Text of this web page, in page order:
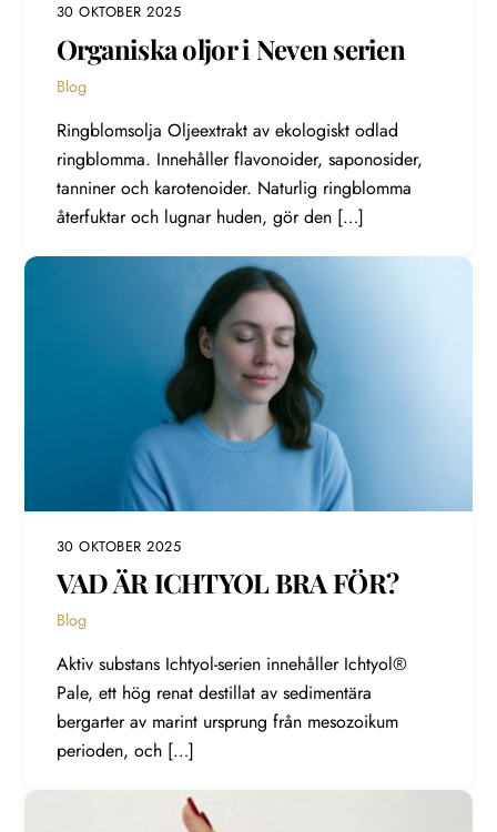
30 OKTOBER 2025
Organiska oljor i Neven serien
Blog
Ringblomsolja Oljeextrakt av ekologiskt odlad
ringblomma. Innehåller flavonoider, saponosider,
tanniner och karotenoider. Naturlig ringblomma
återfuktar och lugnar huden, gör den […]
30 OKTOBER 2025
VAD ÄR ICHTYOL BRA FÖR?
Blog
Aktiv substans Ichtyol-serien innehåller Ichtyol®
Pale, ett hög renat destillat av sedimentära
bergarter av marint ursprung från mesozoikum
perioden, och […]